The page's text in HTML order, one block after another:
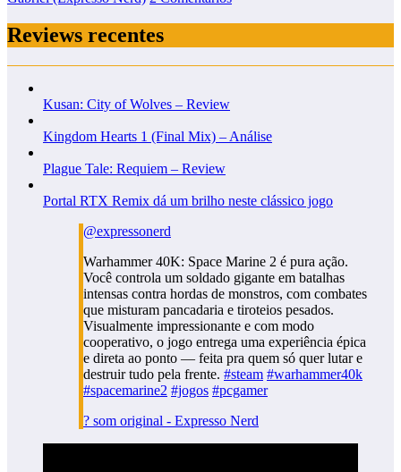
Reviews recentes
Kusan: City of Wolves – Review
Kingdom Hearts 1 (Final Mix) – Análise
Plague Tale: Requiem – Review
Portal RTX Remix dá um brilho neste clássico jogo
@expressonerd
Warhammer 40K: Space Marine 2 é pura ação.
Você controla um soldado gigante em batalhas
intensas contra hordas de monstros, com combates
que misturam pancadaria e tiroteios pesados.
Visualmente impressionante e com modo
cooperativo, o jogo entrega uma experiência épica
e direta ao ponto — feita pra quem só quer lutar e
destruir tudo pela frente. #steam #warhammer40k
#spacemarine2 #jogos #pcgamer
? som original - Expresso Nerd